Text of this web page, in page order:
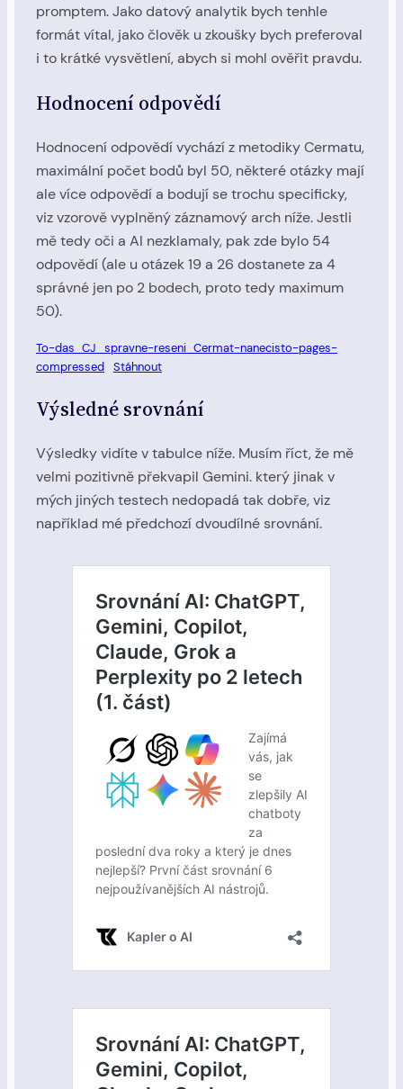
promptem. Jako datový analytik bych tenhle
formát vítal, jako člověk u zkoušky bych preferoval
i to krátké vysvětlení, abych si mohl ověřit pravdu.
Hodnocení odpovědí
Hodnocení odpovědí vychází z metodiky Cermatu,
maximální počet bodů byl 50, některé otázky mají
ale více odpovědí a bodují se trochu specificky,
viz vzorově vyplněný záznamový arch níže. Jestli
mě tedy oči a AI nezklamaly, pak zde bylo 54
odpovědí (ale u otázek 19 a 26 dostanete za 4
správné jen po 2 bodech, proto tedy maximum
50).
To-das_CJ_spravne-reseni_Cermat-nanecisto-pages-
compressed Stáhnout
Výsledné srovnání
Výsledky vidíte v tabulce níže. Musím říct, že mě
velmi pozitivně překvapil Gemini. který jinak v
mých jiných testech nedopadá tak dobře, viz
například mé předchozí dvoudílné srovnání.